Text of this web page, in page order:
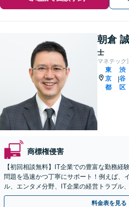
朝倉 誠
士
マネテック
東
京
都
|
渋
谷
区
商標権侵害
【初回相談無料】IT企業での豊富な勤務経
問題を迅速かつ丁寧にサポート！例えば、
ル、エンタメ分野、IT企業の経営トラブル
書などご相談ください。【メール・WEB面
料金表を見る